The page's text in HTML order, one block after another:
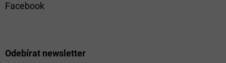
Facebook
Odebírat newsletter